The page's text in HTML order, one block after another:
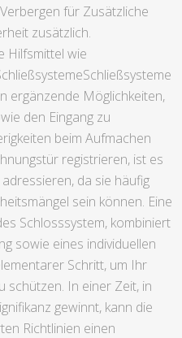
für Zusätzliche
zusätzlich.
Hilfsmittel wie
ergänzende Möglichkeiten,
den Eingang zu
beim Aufmachen
registrieren, ist es
da sie häufig
sein können. Eine
Schlosssystem, kombiniert
sowie eines individuellen
Schritt, um Ihr
schützen. In einer Zeit, in
gewinnt, kann die
Richtlinien einen